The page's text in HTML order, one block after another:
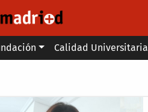
menu Calidad Universitaria